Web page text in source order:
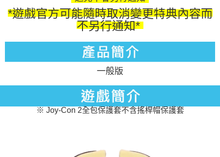
*遊戲官方可能隨時取消變更特典內容而
不另行通知*
一般版
※ Joy-Con 2全包保護套不含搖桿帽保護套